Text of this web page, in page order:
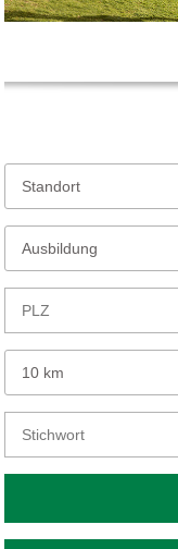
Standort
Ausbildung
10 km